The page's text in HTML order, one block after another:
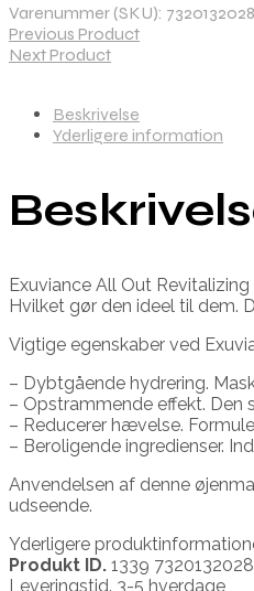
Varenummer (SKU):
Previous Product
Next Product
Beskrivelse
Yderligere information
Exuviance All Out
Hvilket gør den ideel til dem.
Vigtige egenskaber ved
– Dybtgående hydrering.
– Opstrammende effekt. Den
– Reducerer hævelse.
– Beroligende ingredienser.
Anvendelsen af denne
udseende.
Yderligere
Produkt ID. 1339
Leveringstid. 3-5 hverdage